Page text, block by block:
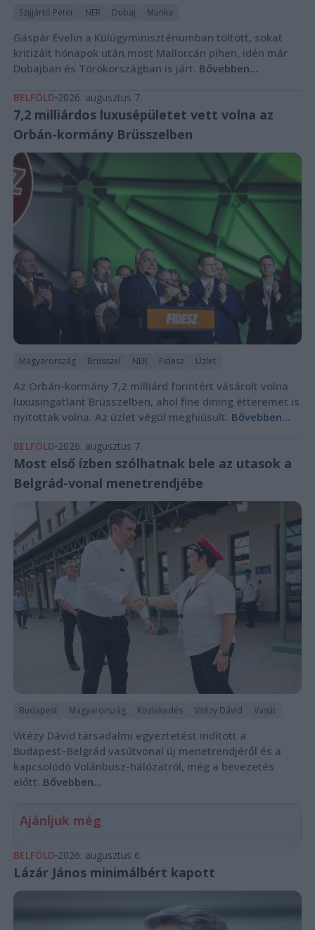
Szijjártó Péter NER Dubaj Munka
Gáspár Evelin a Külügyminisztériumban töltött, sokat
kritizált hónapok után most Mallorcán pihen, idén már
Dubajban és Törökországban is járt. Bővebben...
BELFÖLD 2026. augusztus 7.
7,2 milliárdos luxusépületet vett volna az
Orbán-kormány Brüsszelben
Magyarország Brüsszel NER Fidesz Üzlet
Az Orbán-kormány 7,2 milliárd forintért vásárolt volna
luxusingatlant Brüsszelben, ahol fine dining étteremet is
nyitottak volna. Az üzlet végül meghiúsult. Bővebben...
BELFÖLD 2026. augusztus 7.
Most első ízben szólhatnak bele az utasok a
Belgrád-vonal menetrendjébe
Budapest Magyarország Közlekedés Vitézy Dávid Vasút
Vitézy Dávid társadalmi egyeztetést indított a
Budapest–Belgrád vasútvonal új menetrendjéről és a
kapcsolódó Volánbusz-hálózatról, még a bevezetés
előtt. Bővebben...
Ajánljuk még
BELFÖLD 2026. augusztus 6.
Lázár János minimálbért kapott